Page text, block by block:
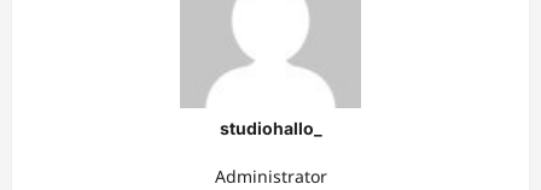
studiohallo_
Administrator